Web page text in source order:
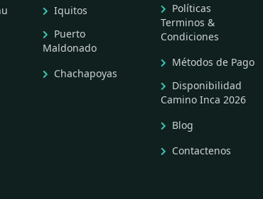
Iquitos
Puerto
Maldonado
Chachapoyas
Políticas
Terminos &
Condiciones
Métodos de Pago
Disponibilidad
Camino Inca 2026
Blog
Contactenos